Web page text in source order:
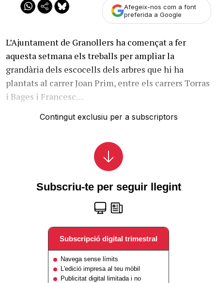
Afegeix-nos com a font
preferida a Google
L’Ajuntament de Granollers ha començat a fer
aquesta setmana els treballs per ampliar la
grandària dels escocells dels arbres que hi ha
plantats al carrer Joan Prim, entre els carrers Torras
i Bages i Francesc…
Contingut exclusiu per a subscriptors